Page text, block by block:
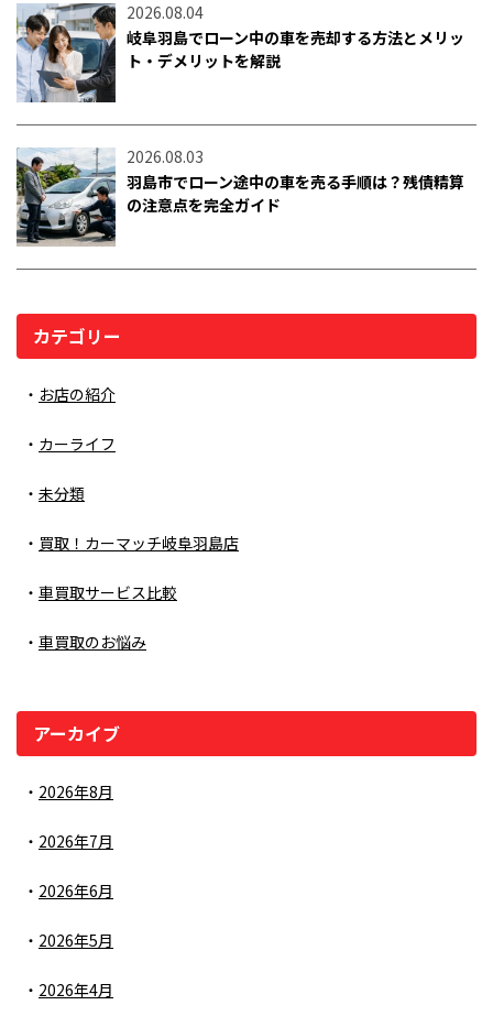
2026.08.04
岐阜羽島でローン中の車を売却する方法とメリッ
ト・デメリットを解説
2026.08.03
羽島市でローン途中の車を売る手順は？残債精算
の注意点を完全ガイド
カテゴリー
お店の紹介
カーライフ
未分類
買取！カーマッチ岐阜羽島店
車買取サービス比較
車買取のお悩み
アーカイブ
2026年8月
2026年7月
2026年6月
2026年5月
2026年4月